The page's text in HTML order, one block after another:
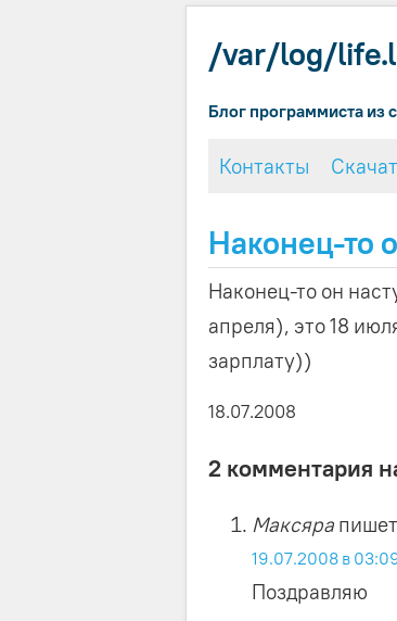
/var/log/
Блог программиста из
Контакты
Наконец-то
Наконец-то он
апреля), это 18
зарплату))
18.07.2008
2 комментария
Максяра
19.07.2008 в
Поздравляю